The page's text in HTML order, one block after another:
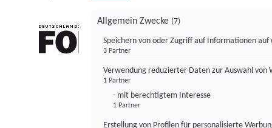
Allgemein Zwecke (7)
Speichern von oder Zugriff auf Informationen auf
3 Partner
Verwendung reduzierter Daten zur Auswahl von
1 Partner
- mit berechtigtem Interesse
1 Partner
Erstellung von Profilen für personalisierte
FONDS professionell